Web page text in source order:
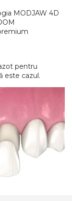
MODJAW 4D
pentru
este cazul.